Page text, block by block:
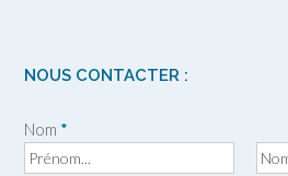
NOUS CONTACTER :
Nom *